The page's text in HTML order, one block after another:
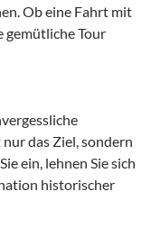
Ob eine Fahrt mit
gemütliche Tour
das Ziel, sondern
ein, lehnen Sie sich
historischer